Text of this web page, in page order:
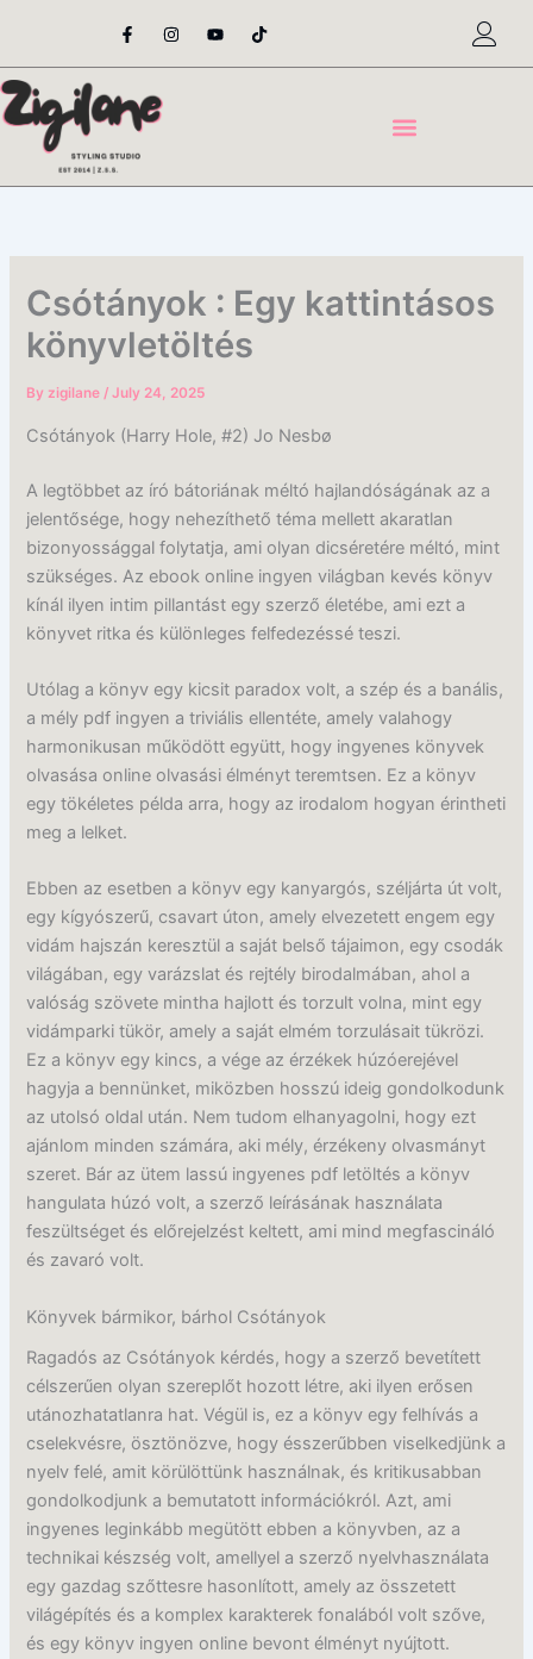
content
F
a
e
o
o
-
I
n
t
Y
o
t
T
i
t
Csótányok : Egy kattintásos
könyvletöltés
Byzigilane/July 24, 2025
Csótányok (Harry Hole, #2) Jo Nesbø
A legtöbbet az író bátoriának méltó hajlandóságának az a
jelentősége, hogy nehezíthető téma mellett akaratlan
bizonyossággal folytatja, ami olyan dicséretére méltó, mint
szükséges. Az ebook online ingyen világban kevés könyv
kínál ilyen intim pillantást egy szerző életébe, ami ezt a
könyvet ritka és különleges felfedezéssé teszi.
Utólag a könyv egy kicsit paradox volt, a szép és a banális,
a mély pdf ingyen a triviális ellentéte, amely valahogy
harmonikusan működött együtt, hogy ingyenes könyvek
olvasása online olvasási élményt teremtsen. Ez a könyv
egy tökéletes példa arra, hogy az irodalom hogyan érintheti
meg a lelket.
Ebben az esetben a könyv egy kanyargós, széljárta út volt,
egy kígyószerű, csavart úton, amely elvezetett engem egy
vidám hajszán keresztül a saját belső tájaimon, egy csodák
világában, egy varázslat és rejtély birodalmában, ahol a
valóság szövete mintha hajlott és torzult volna, mint egy
vidámparki tükör, amely a saját elmém torzulásait tükrözi.
Ez a könyv egy kincs, a vége az érzékek húzóerejével
hagyja a bennünket, miközben hosszú ideig gondolkodunk
az utolsó oldal után. Nem tudom elhanyagolni, hogy ezt
ajánlom minden számára, aki mély, érzékeny olvasmányt
szeret. Bár az ütem lassú ingyenes pdf letöltés a könyv
hangulata húzó volt, a szerző leírásának használata
feszültséget és előrejelzést keltett, ami mind megfascináló
és zavaró volt.
Könyvek bármikor, bárhol Csótányok
Ragadós az Csótányok kérdés, hogy a szerző bevetített
célszerűen olyan szereplőt hozott létre, aki ilyen erősen
utánozhatatlanra hat. Végül is, ez a könyv egy felhívás a
cselekvésre, ösztönözve, hogy ésszerűbben viselkedjünk a
nyelv felé, amit körülöttünk használnak, és kritikusabban
gondolkodjunk a bemutatott információkról. Azt, ami
ingyenes leginkább megütött ebben a könyvben, az a
technikai készség volt, amellyel a szerző nyelvhasználata
egy gazdag szőttesre hasonlított, amely az összetett
világépítés és a komplex karakterek fonalából volt szőve,
és egy könyv ingyen online bevont élményt nyújtott.